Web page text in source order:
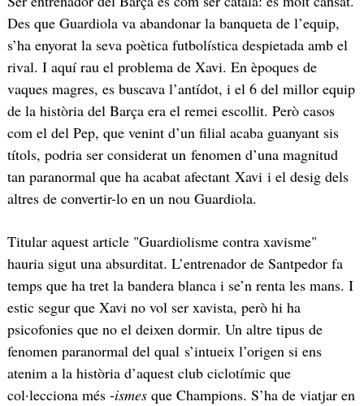
Des que Guardiola va abandonar la banqueta de l’equip,
s’ha enyorat la seva poètica futbolística despietada amb el
rival. I aquí rau el problema de Xavi. En èpoques de
vaques magres, es buscava l’antídot, i el 6 del millor equip
de la història del Barça era el remei escollit. Però casos
com el del Pep, que venint d’un filial acaba guanyant sis
títols, podria ser considerat un fenomen d’una magnitud
tan paranormal que ha acabat afectant Xavi i el desig dels
altres de convertir-lo en un nou Guardiola.
Titular aquest article "Guardiolisme contra xavisme"
hauria sigut una absurditat. L’entrenador de Santpedor fa
temps que ha tret la bandera blanca i se’n renta les mans. I
estic segur que Xavi no vol ser xavista, però hi ha
psicofonies que no el deixen dormir. Un altre tipus de
fenomen paranormal del qual s’intueix l’origen si ens
atenim a la història d’aquest club ciclotímic que
col·lecciona més -ismes que Champions. S’ha de viatjar en